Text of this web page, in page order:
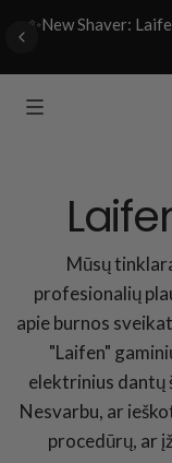
✨New Shaver:
Mūsų
profesionalių
apie burnos
"Laifen"
elektrinius dantų
Nesvarbu, ar
procedūrų, ar